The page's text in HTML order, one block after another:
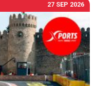
27 SEP 2026